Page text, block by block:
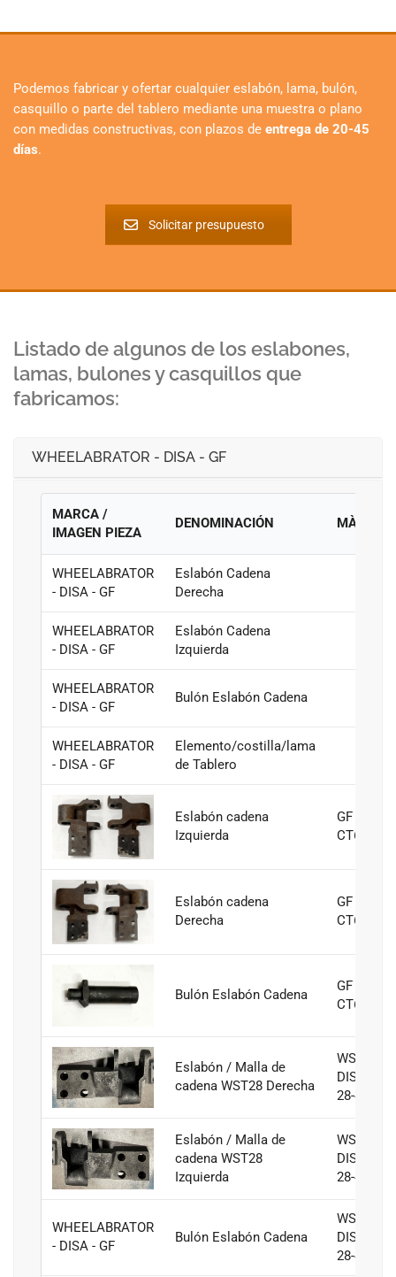
Podemos fabricar y ofertar cualquier eslabón, lama, bulón,
casquillo o parte del tablero mediante una muestra o plano
con medidas constructivas, con plazos de entrega de 20-45
días.
Solicitar presupuesto
Listado de algunos de los eslabones,
lamas, bulones y casquillos que
fabricamos:
WHEELABRATOR - DISA - GF
MARCA /
IMAGEN PIEZA
DENOMINACIÓN MÀQUINA
WHEELABRATOR
- DISA - GF
Eslabón Cadena
Derecha
WHEELABRATOR
- DISA - GF
Eslabón Cadena
Izquierda
WHEELABRATOR
- DISA - GF
Bulón Eslabón Cadena
WHEELABRATOR
- DISA - GF
Elemento/costilla/lama
de Tablero
Eslabón cadena
Izquierda
GF CT4-
CT6
Eslabón cadena
Derecha
GF CT4-
CT6
Bulón Eslabón Cadena
GF CT4-
CT6
Eslabón / Malla de
cadena WST28 Derecha
WST28 -
DISA ST-
28-430
Eslabón / Malla de
cadena WST28
Izquierda
WST28 -
DISA ST-
28-430
WHEELABRATOR
- DISA - GF
Bulón Eslabón Cadena
WST28 -
DISA ST-
28-430